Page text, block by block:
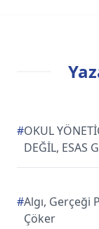
#OKUL
DEĞİL, ESAS
#Algı, Gerçeği
Çöker